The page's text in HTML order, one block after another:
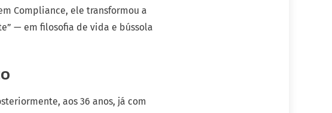
Compliance, ele transformou a
— em filosofia de vida e bússola
aos 36 anos, já com